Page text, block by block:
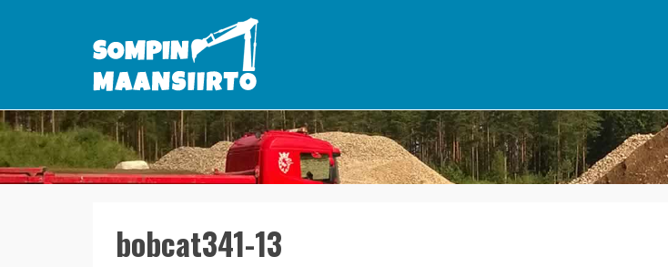
bobcat341-13